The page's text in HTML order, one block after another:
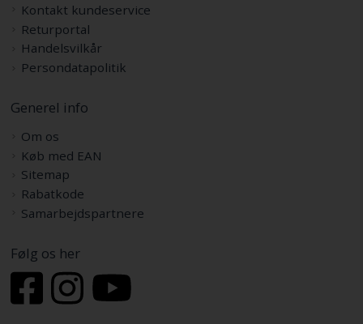
Kontakt kundeservice
Returportal
Handelsvilkår
Persondatapolitik
Generel info
Om os
Køb med EAN
Sitemap
Rabatkode
Samarbejdspartnere
Følg os her